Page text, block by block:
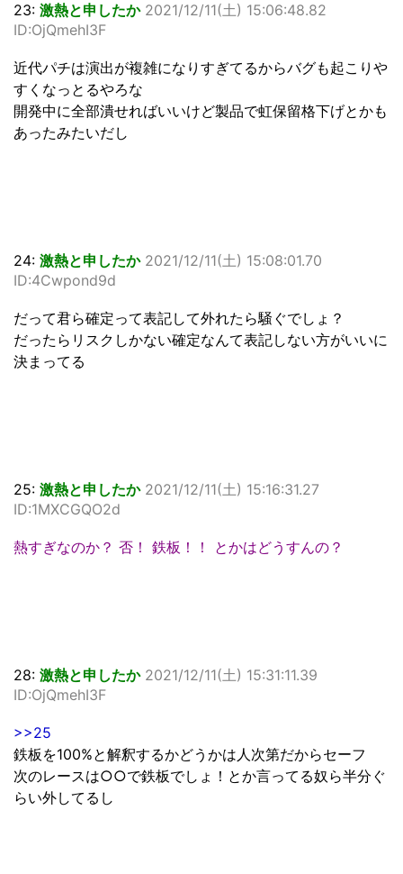
23: 激熱と申したか 2021/12/11(土) 15:06:48.82
ID:OjQmehI3F
近代パチは演出が複雑になりすぎてるからバグも起こりや
すくなっとるやろな
開発中に全部潰せればいいけど製品で虹保留格下げとかも
あったみたいだし
24: 激熱と申したか 2021/12/11(土) 15:08:01.70
ID:4Cwpond9d
だって君ら確定って表記して外れたら騒ぐでしょ？
だったらリスクしかない確定なんて表記しない方がいいに
決まってる
25: 激熱と申したか 2021/12/11(土) 15:16:31.27
ID:1MXCGQO2d
熱すぎなのか？ 否！ 鉄板！！ とかはどうすんの？
28: 激熱と申したか 2021/12/11(土) 15:31:11.39
ID:OjQmehI3F
>>25
鉄板を100%と解釈するかどうかは人次第だからセーフ
次のレースは○○で鉄板でしょ！とか言ってる奴ら半分ぐ
らい外してるし